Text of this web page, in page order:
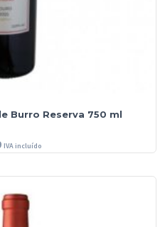
Burro Reserva 750 ml
IVA incluído